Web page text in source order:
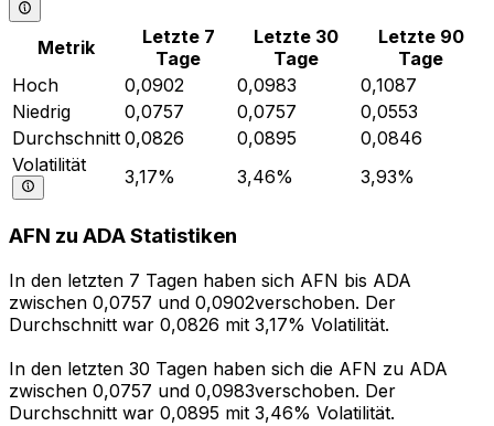
Metrik
Letzte 7
Tage
Letzte 30
Tage
Letzte 90
Tage
Hoch
0,0902 0,0983
0,1087
Niedrig
0,0757 0,0757
0,0553
Durchschnitt 0,0826 0,0895
0,0846
Volatilität
3,17% 3,46% 3,93%
AFN zu ADA Statistiken
In den letzten 7 Tagen haben sich AFN bis ADA
zwischen 0,0757 und 0,0902verschoben. Der
Durchschnitt war 0,0826 mit 3,17% Volatilität.
In den letzten 30 Tagen haben sich die AFN zu ADA
zwischen 0,0757 und 0,0983verschoben. Der
Durchschnitt war 0,0895 mit 3,46% Volatilität.